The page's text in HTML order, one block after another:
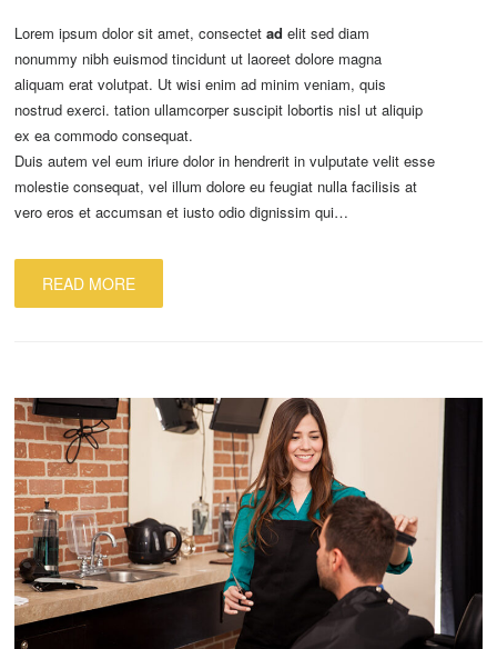
Lorem ipsum dolor sit amet, consectetad elit sed diam
nonummy nibh euismod tincidunt ut laoreet dolore magna
aliquam erat volutpat. Ut wisi enim ad minim veniam, quis
nostrud exerci. tation ullamcorper suscipit lobortis nisl ut aliquip
ex ea commodo consequat.
Duis autem vel eum iriure dolor in hendrerit in vulputate velit esse
molestie consequat, vel illum dolore eu feugiat nulla facilisis at
vero eros et accumsan et iusto odio dignissim qui…
READ MORE